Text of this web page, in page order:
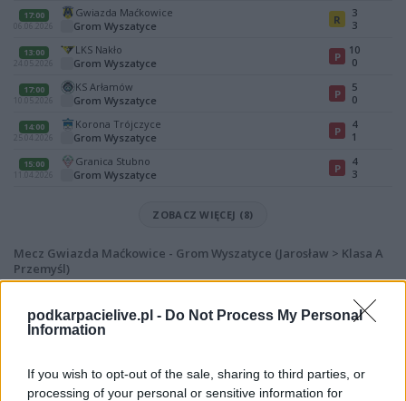
podkarpacielive.pl - Do Not Process My Personal
Information
If you wish to opt-out of the sale, sharing to third parties, or
processing of your personal or sensitive information for
17:00
06.06.2026
Gwiazda Maćkowice
Grom Wyszatyce
R
3
3
13:00
24.05.2026
LKS Nakło
Grom Wyszatyce
P
10
0
17:00
10.05.2026
KS Arłamów
Grom Wyszatyce
P
5
0
14:00
25.04.2026
Korona Trójczyce
Grom Wyszatyce
P
4
1
15:00
11.04.2026
Granica Stubno
Grom Wyszatyce
P
4
3
ZOBACZ WIĘCEJ (8)
Mecz Gwiazda Maćkowice - Grom Wyszatyce (Jarosław > Klasa A
Przemyśl)
rozegrane zostanie w ramach Jarosław > Klasa A Przemyśl (25. kolejki -
Jarosław > Klasa A Przemyśl).
bramek, kartki, składy, statystyki i informacje o przebiegu
spotkania. To kompletne źródło danych dla kibiców i pasjonatów